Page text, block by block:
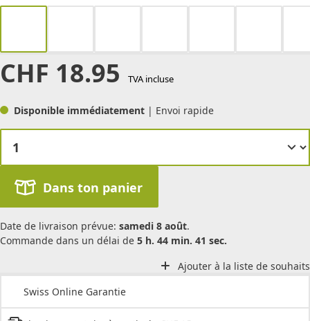
CHF 18.95 TVA incluse
Disponible immédiatement | Envoi rapide
Dans ton panier
Date de livraison prévue: samedi 8 août.
Commande dans un délai de 5 h. 44 min. 41 sec.
Ajouter à la liste de souhaits
Swiss Online Garantie